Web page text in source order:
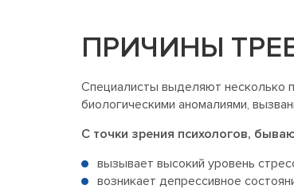
ПРИЧИНЫ
Специалисты выделяют несколько
биологическими аномалиями,
С точки зрения психологов,
вызывает высокий уровень
возникает депрессивное